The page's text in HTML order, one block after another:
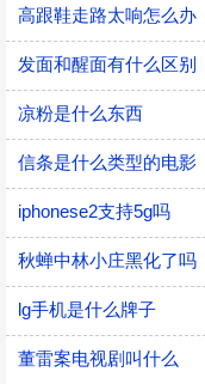
高跟鞋走路太响怎么办
发面和醒面有什么区别
凉粉是什么东西
信条是什么类型的电影
iphonese2支持5g吗
秋蝉中林小庄黑化了吗
lg手机是什么牌子
董雷案电视剧叫什么